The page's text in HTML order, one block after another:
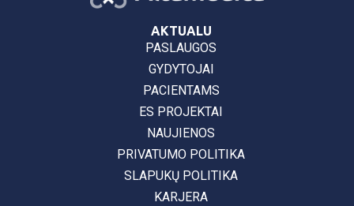
AKTUALU
PASLAUGOS
GYDYTOJAI
PACIENTAMS
ES PROJEKTAI
NAUJIENOS
PRIVATUMO POLITIKA
SLAPUKŲ POLITIKA
KARJERA